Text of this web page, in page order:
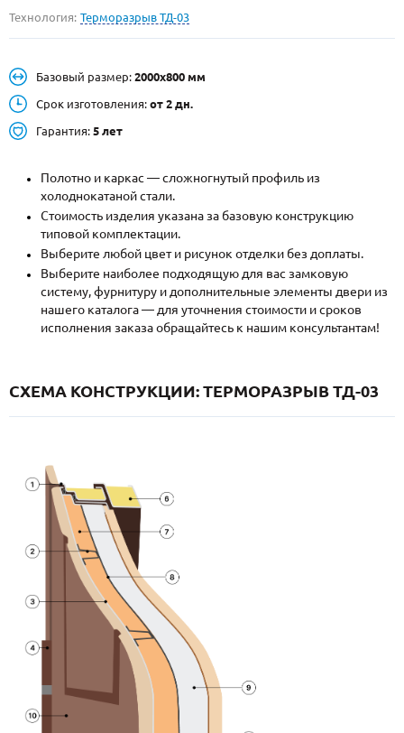
Металлические двери от производителя с доставкой и установкой в
НАЙТИ:
INFO@META-M.RU
ЗАПРОСИТЬ РАСЧЕТ
Каталог
Записаться на замер
Технология: Терморазрыв ТД-03
Базовый размер: 2000х800 мм
Срок изготовления: от 2 дн.
Гарантия: 5 лет
Полотно и каркас — сложногнутый профиль из
холоднокатаной стали.
Стоимость изделия указана за базовую конструкцию
типовой комплектации.
Выберите любой цвет и рисунок отделки без доплаты.
Выберите наиболее подходящую для вас замковую
систему, фурнитуру и дополнительные элементы двери из
нашего каталога — для уточнения стоимости и сроков
исполнения заказа обращайтесь к нашим консультантам!
СХЕМА КОНСТРУКЦИИ: ТЕРМОРАЗРЫВ ТД-03